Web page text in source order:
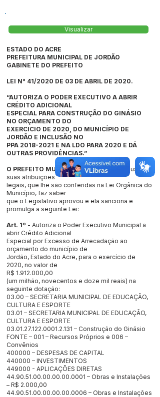
Visualizar
ESTADO DO ACRE
PREFEITURA MUNICIPAL DE JORDÃO
GABINETE DO PREFEITO
LEI N° 41/2020 DE 03 DE ABRIL DE 2020.
“AUTORIZA O PODER EXECUTIVO A ABRIR
CRÉDITO ADICIONAL
ESPECIAL PARA CONSTRUÇÃO DO GINÁSIO
NO ORÇAMENTO DO
EXERCICIO DE 2020, DO MUNICÍPIO DE
JORDÃO E INCLUSÃO NO
PPA 2018-2021 E NA LDO PARA 2020 E DÁ
OUTRAS PROVIDÊNCIAS.”
O PREFEITO MUNICIPAL DE JORDÃO
, no uso de
suas atribuições
legais, que lhe são conferidas na Lei Orgânica do
Município, faz saber
que o Legislativo aprovou e ela sanciona e
promulga a seguinte Lei:
Art. 1º - Autoriza o Poder Executivo Municipal a
abrir Crédito Adicional
Especial por Excesso de Arrecadação ao
orçamento do município de
Jordão, Estado do Acre, para o exercício de
2020, no valor de
R$ 1.912.000,00
(um milhão, novecentos e doze mil reais) na
seguinte dotação:
03.00 – SECRETARIA MUNICIPAL DE EDUCAÇÃO,
CULTURA E ESPORTE
03.01 – SECRETARIA MUNICIPAL DE EDUCAÇÃO,
CULTURA E ESPORTE
03.01.27.122.0001.2.131 – Construção do Ginásio
FONTE – 001 – Recursos Próprios e 006 –
Convênios
400000 – DESPESAS DE CAPITAL
440000 – INVESTIMENTOS
449000 - APLICAÇÕES DIRETAS
44.90.51.00.00.00.00.0001 – Obras e Instalações
– R$ 2.000,00
44.90.51.00.00.00.00.0006 – Obras e Instalações